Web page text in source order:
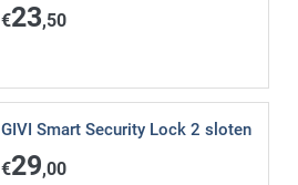
€23,50
GIVI Smart Security Lock 2 sloten
€29,00